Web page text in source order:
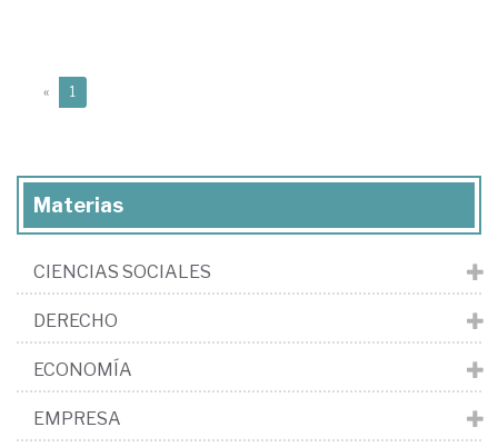
« 1
Materias
CIENCIAS SOCIALES
DERECHO
ECONOMÍA
EMPRESA